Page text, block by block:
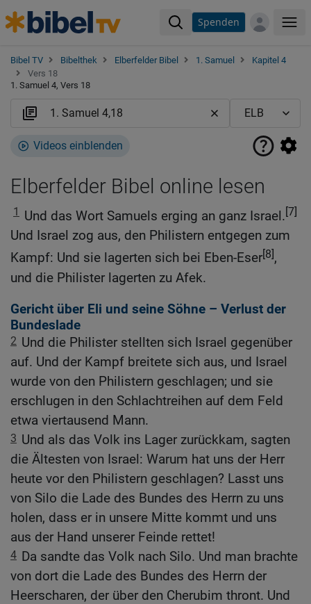
Spenden
Bibel TV Bibelthek Elberfelder Bibel 1. Samuel
Kapitel 4
Vers 18
1. Samuel 4, Vers 18
Videos einblenden
Elberfelder Bibel online lesen
1 Und das Wort Samuels erging an ganz Israel.[7]
Und Israel zog aus, den Philistern entgegen zum
Kampf: Und sie lagerten sich bei Eben-Eser[8],
und die Philister lagerten zu Afek.
Gericht über Eli und seine Söhne – Verlust der
Bundeslade
2 Und die Philister stellten sich Israel gegenüber
auf. Und der Kampf breitete sich aus, und Israel
wurde von den Philistern geschlagen; und sie
erschlugen in den Schlachtreihen auf dem Feld
etwa viertausend Mann.
3 Und als das Volk ins Lager zurückkam, sagten
die Ältesten von Israel: Warum hat uns der Herr
heute vor den Philistern geschlagen? Lasst uns
von Silo die Lade des Bundes des Herrn zu uns
holen, dass er in unsere Mitte kommt und uns
aus der Hand unserer Feinde rettet!
4 Da sandte das Volk nach Silo. Und man brachte
von dort die Lade des Bundes des Herrn der
Heerscharen, der über den Cherubim thront. Und